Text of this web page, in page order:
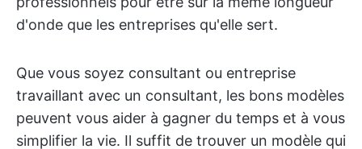
d'onde que les entreprises qu'elle sert.
Que vous soyez consultant ou entreprise
travaillant avec un consultant, les bons modèles
peuvent vous aider à gagner du temps et à vous
simplifier la vie. Il suffit de trouver un modèle qui